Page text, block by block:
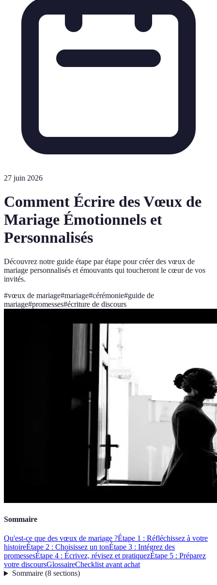
27 juin 2026
Comment Écrire des Vœux de
Mariage Émotionnels et
Personnalisés
Découvrez notre guide étape par étape pour créer des vœux de
mariage personnalisés et émouvants qui toucheront le cœur de vos
invités.
#vœux de mariage#mariage#cérémonie#guide de
mariage#promesses#écriture de discours
Sommaire
Qu'est-ce que des vœux de mariage ?Étape 1 : Réfléchissez à votre
histoireÉtape 2 : Choisissez un tonÉtape 3 : Intégrez des
promessesÉtape 4 : Écrivez, révisez et pratiquezÉtape 5 : Préparez
votre discoursGlossaireChecklist avant achat
Sommaire(8 sections)